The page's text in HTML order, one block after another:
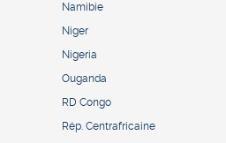
Namibie
Niger
Nigeria
Ouganda
RD Congo
Rép. Centrafricaine